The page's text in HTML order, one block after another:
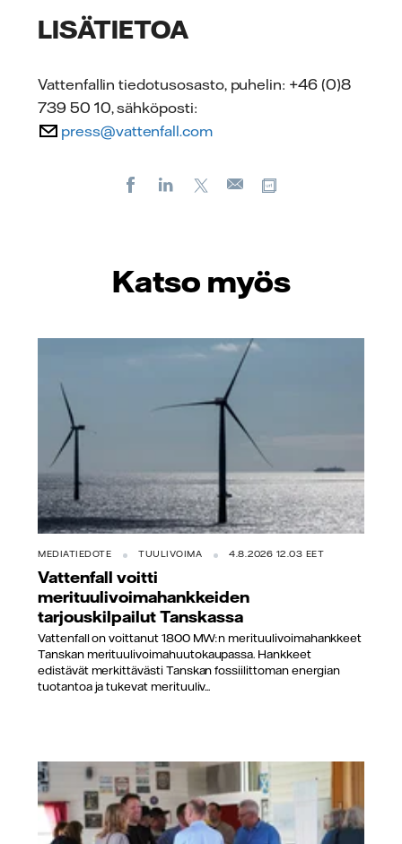
LISÄTIETOA
Vattenfallin tiedotusosasto, puhelin: +46 (0)8
739 50 10, sähköposti:
press@vattenfall.com
FacebookLinkedIn
Sähköposti
Katso myös
MEDIATIEDOTE TUULIVOIMA 4.8.2026 12.03 EET
Vattenfall voitti
merituulivoimahankkeiden
tarjouskilpailut Tanskassa
Vattenfall on voittanut 1800 MW:n merituulivoimahankkeet
Tanskan merituulivoimahuutokaupassa. Hankkeet
edistävät merkittävästi Tanskan fossiilittoman energian
tuotantoa ja tukevat merituuliv...